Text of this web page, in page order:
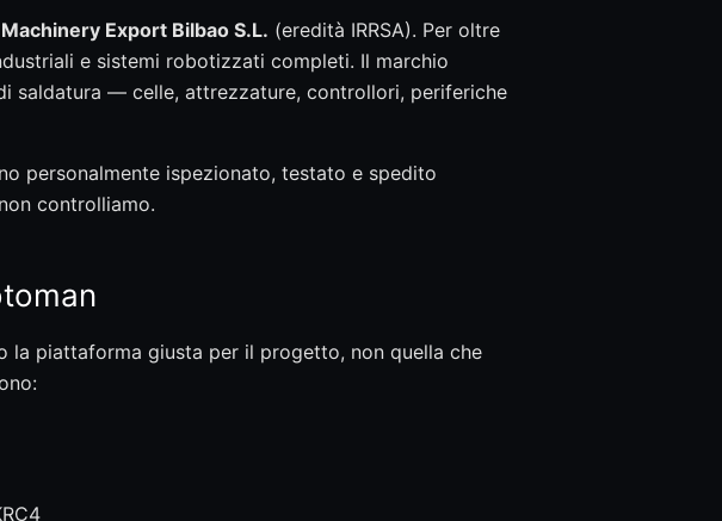
Export Bilbao S.L. (eredità IRRSA). Per oltre
e sistemi robotizzati completi. Il marchio
saldatura — celle, attrezzature, controllori, periferiche
personalmente ispezionato, testato e spedito
controlliamo.
piattaforma giusta per il progetto, non quella che